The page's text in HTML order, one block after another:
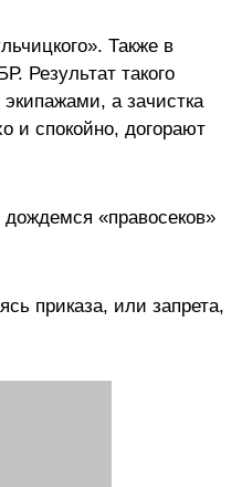
Также в
Результат такого
а зачистка
и спокойно, догорают
«правосеков»
приказа, или запрета,